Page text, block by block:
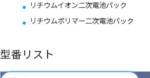
リチウムイオン二次電池パック
リチウムポリマー二次電池パック
型番リスト